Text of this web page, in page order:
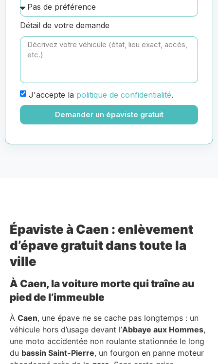
Détail de votre demande
J'accepte la politique de confidentialité.
Demander un épaviste gratuit
Épaviste à Caen : enlèvement
d’épave gratuit dans toute la
ville
À Caen, la voiture morte qui traîne au
pied de l’immeuble
À Caen, une épave ne se cache pas longtemps : un
véhicule hors d’usage devant l’Abbaye aux Hommes,
une moto accidentée non roulante stationnée le long
du bassin Saint-Pierre, un fourgon en panne moteur